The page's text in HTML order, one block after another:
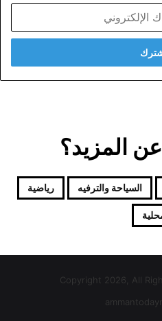
المزيد؟
السياحة والترفيه رياضية